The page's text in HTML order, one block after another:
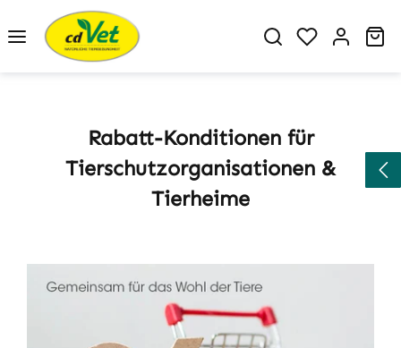
Zum Hauptinhalt springen
Du hast 0
Rabatt-Konditionen für
Tierschutzorganisationen &
Tierheime